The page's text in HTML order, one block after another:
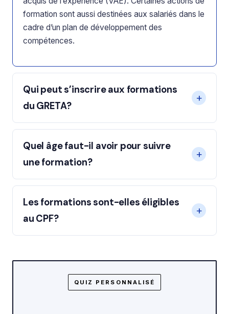
formation sont aussi destinées aux salariés dans le
cadre d’un plan de développement des
compétences.
Qui peut s’inscrire aux formations
du GRETA?
Quel âge faut-il avoir pour suivre
une formation?
Les formations sont-elles éligibles
au CPF?
QUIZ PERSONNALISÉ